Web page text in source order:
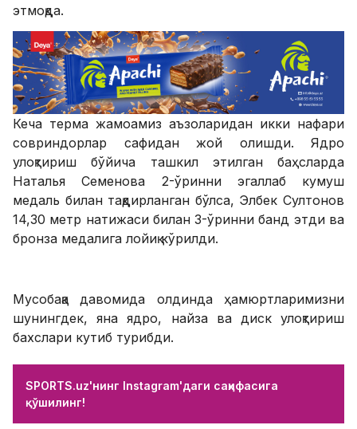
этмоқда.
Кеча терма жамоамиз аъзоларидан икки нафари
совриндорлар сафидан жой олишди. Ядро
улоқтириш бўйича ташкил этилган баҳсларда
Наталья Семенова 2-ўринни эгаллаб кумуш
медаль билан тақдирланган бўлса, Элбек Султонов
14,30 метр натижаси билан 3-ўринни банд этди ва
бронза медалига лойиқ кўрилди.
Мусобақа давомида олдинда ҳамюртларимизни
шунингдек, яна ядро, найза ва диск улоқтириш
бахслари кутиб турибди.
SPORTS.uz'нинг Instagram'даги саҳифасига
қўшилинг!